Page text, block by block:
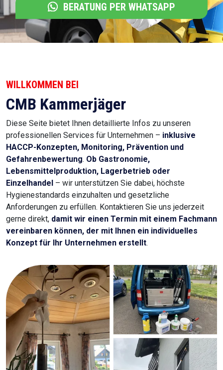
BERATUNG PER WHATSAPP
WILLKOMMEN BEI
CMB Kammerjäger
Diese Seite bietet Ihnen detaillierte Infos zu unseren
professionellen Services für Unternehmen – inklusive
HACCP-Konzepten, Monitoring, Prävention und
Gefahrenbewertung. Ob Gastronomie,
Lebensmittelproduktion, Lagerbetrieb oder
Einzelhandel – wir unterstützen Sie dabei, höchste
Hygienestandards einzuhalten und gesetzliche
Anforderungen zu erfüllen. Kontaktieren Sie uns jederzeit
gerne direkt, damit wir einen Termin mit einem Fachmann
vereinbaren können, der mit Ihnen ein individuelles
Konzept für Ihr Unternehmen erstellt.